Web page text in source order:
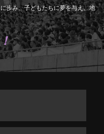
歩み、子どもたちに夢を与え、地